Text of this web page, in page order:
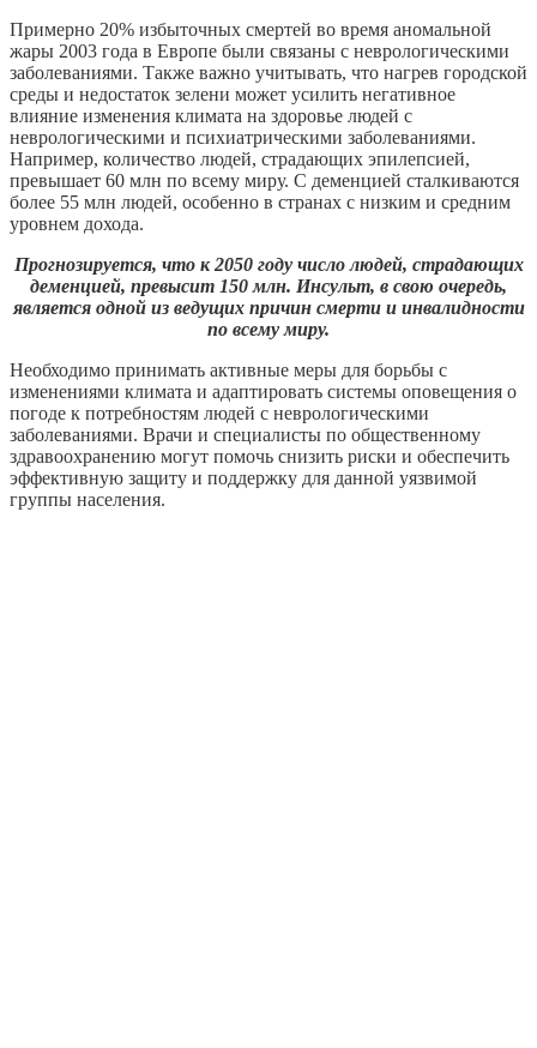
Примерно 20% избыточных смертей во время аномальной
жары 2003 года в Европе были связаны с неврологическими
заболеваниями. Также важно учитывать, что нагрев городской
среды и недостаток зелени может усилить негативное
влияние изменения климата на здоровье людей с
неврологическими и психиатрическими заболеваниями.
Например, количество людей, страдающих эпилепсией,
превышает 60 млн по всему миру. С деменцией сталкиваются
более 55 млн людей, особенно в странах с низким и средним
уровнем дохода.
Прогнозируется, что к 2050 году число людей, страдающих
деменцией, превысит 150 млн. Инсульт, в свою очередь,
является одной из ведущих причин смерти и инвалидности
по всему миру.
Необходимо принимать активные меры для борьбы с
изменениями климата и адаптировать системы оповещения о
погоде к потребностям людей с неврологическими
заболеваниями. Врачи и специалисты по общественному
здравоохранению могут помочь снизить риски и обеспечить
эффективную защиту и поддержку для данной уязвимой
группы населения.